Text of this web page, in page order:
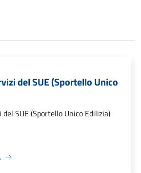
del SUE (Sportello Unico
SUE (Sportello Unico Edilizia)